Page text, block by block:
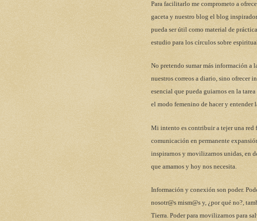
Para facilitarlo me comprometo a
gaceta y nuestro blog el blog
pueda ser útil como material de
estudio para los círculos sobre
No pretendo sumar más información a
nuestros correos a diario, sino ofrecer
esencial que pueda guiarnos en la
el modo femenino de hacer y entender
Mi intento es contribuir a tejer una red
comunicación en permanente
inspirarnos y movilizarnos unidas, en
que amamos y hoy nos necesita.
Información y conexión son poder.
nosotr@s mism@s y, ¿por qué no?,
Tierra. Poder para movilizarnos para